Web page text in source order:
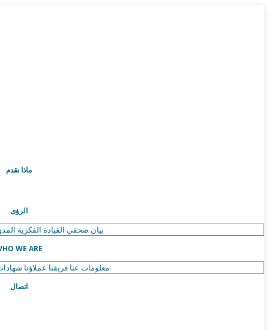
ماذا نقدم
الرؤى
بيان صحفي القيادة الفكرية
WE ARE
معلومات عنا فريقنا عملاؤنا
اتصال